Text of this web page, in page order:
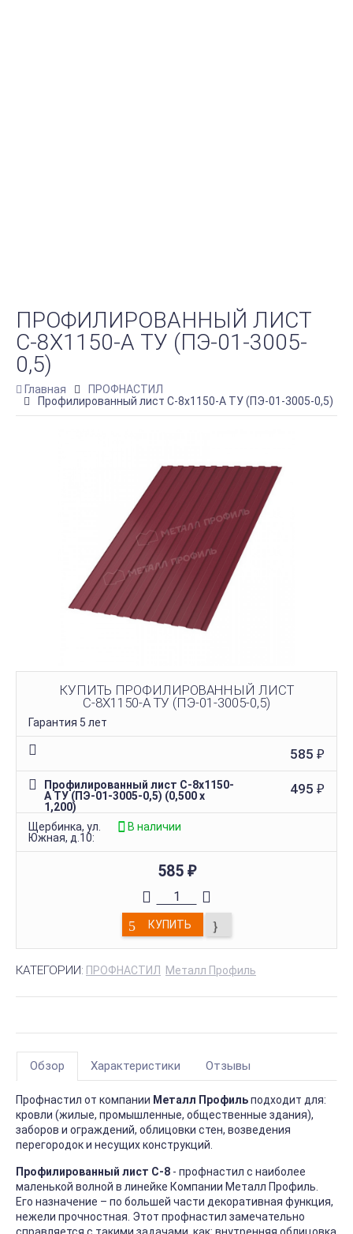
ПРОФИЛИРОВАННЫЙ ЛИСТ
С-8Х1150-A ТУ (ПЭ-01-3005-
0,5)
Главная
ПРОФНАСТИЛ
Профилированный лист С-8х1150-A ТУ (ПЭ-01-3005-0,5)
КУПИТЬ ПРОФИЛИРОВАННЫЙ ЛИСТ
С-8Х1150-A ТУ (ПЭ-01-3005-0,5)
Гарантия 5 лет
585 ₽
Профилированный лист С-8х1150-
A ТУ (ПЭ-01-3005-0,5) (0,500 х
1,200)
495 ₽
Щербинка, ул.
Южная, д.10:
В наличии
585 ₽
КУПИТЬ
КАТЕГОРИИ: ПРОФНАСТИЛ Металл Профиль
Обзор Характеристики Отзывы
Профнастил от компании Металл Профильподходит для:
кровли (жилые, промышленные, общественные здания),
заборов и ограждений, облицовки стен, возведения
перегородок и несущих конструкций.
Профилированный лист С-8 - профнастил с наиболее
маленькой волной в линейке Компании Металл Профиль.
Его назначение – по большей части декоративная функция,
нежели прочностная. Этот профнастил замечательно